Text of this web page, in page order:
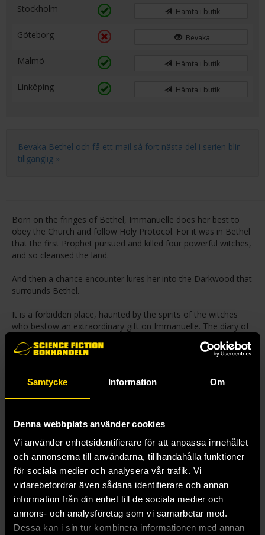
Samtycke Information Om
Denna webbplats använder cookies
Vi använder enhetsidentifierare för att anpassa innehållet
och annonserna till användarna, tillhandahålla funktioner
för sociala medier och analysera vår trafik. Vi
vidarebefordrar även sådana identifierare och annan
information från din enhet till de sociala medier och
annons- och analysföretag som vi samarbetar med.
Dessa kan i sin tur kombinera informationen med annan
Stockholm Hämta i butik
Göteborg Bevaka
Malmö Hämta i butik
Linköping Hämta i butik
Bevaka Bethel och få ett mail så fort nästa del i serien blir
tillgänglig »
Born on the fringes of Bethel, Immanuelle does her best to
obey the Church and follow Holy Protocol. For it was in Bethel
that the first Prophet pursued and killed four powerful witches,
and so cleansed the land.
And then a chance encounter lures her into the Darkwood that
surrounds Bethel.
It is a forbidden place, haunted by the spirits of the witches
who bestow an extraordinary gift on Immanuelle. The diary of
consorted with witches. And as the truth about the Prophets,
the Church and their history is revealed, so Immanuelle
is its own darkness.
Bethel must change. And that change will begin with her . . .
Mer från Alexis Henderson